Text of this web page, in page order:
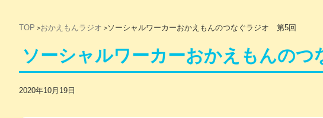
TOP >おかえもんラジオ >ソーシャルワーカーおかえもんのつなぐラジオ 第5回
ソーシャルワーカーおかえもんの
2020年10月19日